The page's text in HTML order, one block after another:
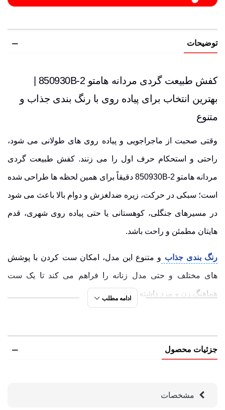
توضیحات
بهترین انتخاب برای پیاده روی با رنگ بندی جذاب و
متنوع
وقتی صحبت از ماجراجویی و پیاده روی های طولانی می شود،
راحتی و استحکام حرف اول را می زنند. کفش طبیعت گردی
مردانه هامتو 850930B-2 دقیقاً برای همین لحظه ها طراحی شده
است؛ سبکی در حرکت، زیره ضدلغزش و دوام بالا باعث می شود
در مسیرهای جنگلی، کوهستانی یا حتی پیاده روی شهری، قدم
هایتان مطمئن و راحت باشد.
رنگ بندی جذاب و متنوع این مدل، امکان ست کردن با پوشش
های مختلف و حتی مدل زنانه را فراهم می کند تا یک ست
هماهنگ زن و مرد داشته باشید.
طبیعت گردی، بلکه برای استفاده روزمره هم یک انتخاب عالی
ادامه مطلب
جزئیات محصول
مشخصات